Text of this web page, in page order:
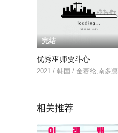
完结
优秀巫师贾斗心
2021 / 韩国 / 金赛纶,南多凛
相关推荐